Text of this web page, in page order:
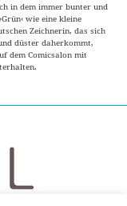
in dem immer bunter und
wie eine kleine
Zeichnerin, das sich
düster daherkommt,
dem Comicsalon mit